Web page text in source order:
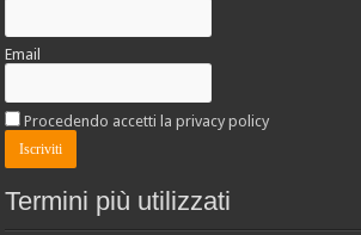
Email
Procedendo accetti la privacy policy
Termini più utilizzati